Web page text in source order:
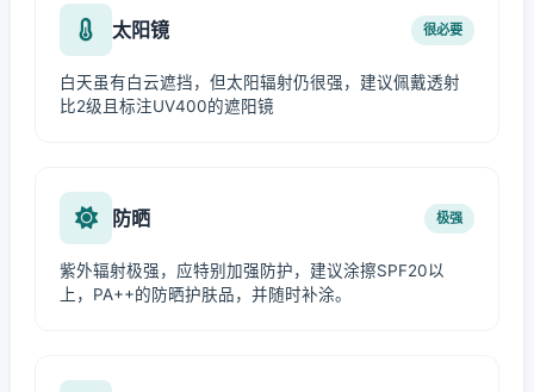
太阳镜 很必要
白天虽有白云遮挡，但太阳辐射仍很强，建议佩戴透射
比2级且标注UV400的遮阳镜
防晒 极强
紫外辐射极强，应特别加强防护，建议涂擦SPF20以
上，PA++的防晒护肤品，并随时补涂。